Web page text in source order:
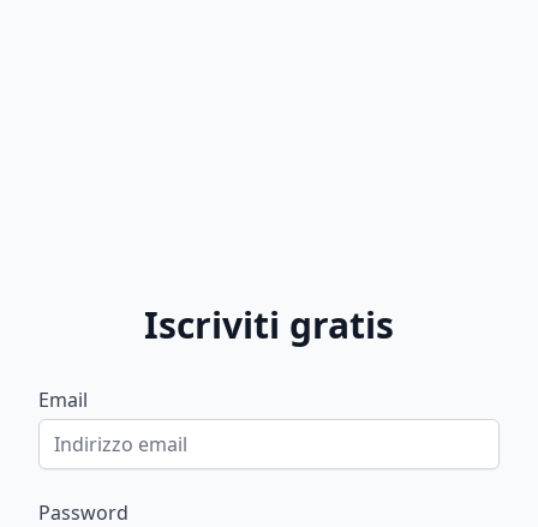
Iscriviti gratis
Email
Password